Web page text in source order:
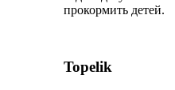
прокормить детей.
Toрelik